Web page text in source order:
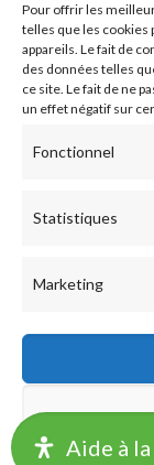
Pour offrir les
telles que les cookies
appareils. Le fait de
des données telles
ce site. Le fait de ne
un effet négatif sur
Fonctionnel
Statistiques
Marketing
Aide à